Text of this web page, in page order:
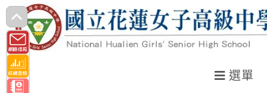
跳
轉
至
主
要
選單